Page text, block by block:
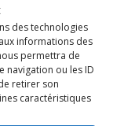
des technologies
informations des
permettra de
navigation ou les ID
retirer son
caractéristiques
Toulon